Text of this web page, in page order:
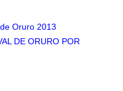
Oruro 2013
DE ORURO POR